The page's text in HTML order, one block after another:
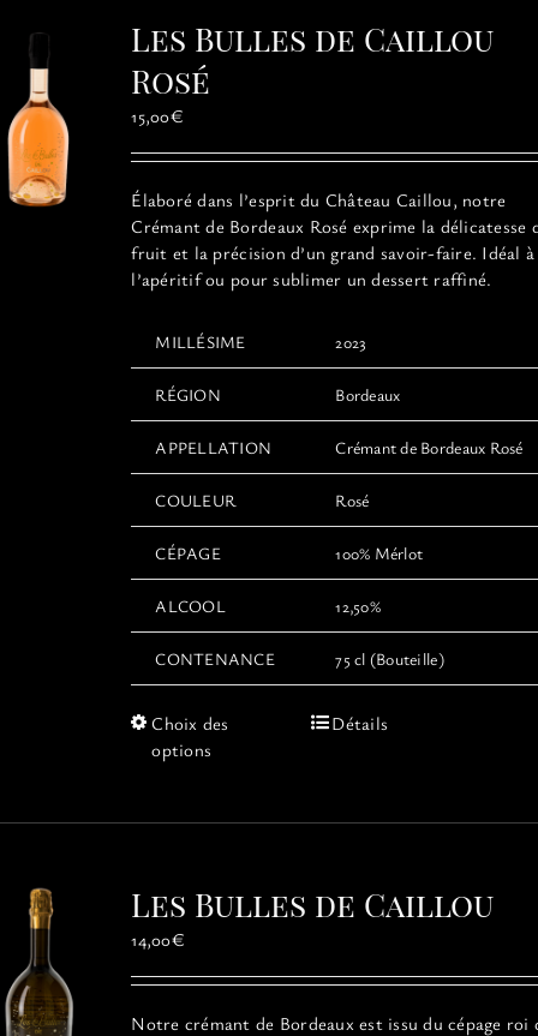
peuvent
la
du
produit
Les Bulles de Caillou
Rosé
15,00€
Élaboré dans l’esprit du Château Caillou, notre
Crémant de Bordeaux Rosé exprime la délicatesse
fruit et la précision d’un grand savoir-faire. Idéal à
l’apéritif ou pour sublimer un dessert raffiné.
MILLÉSIME 2023
RÉGION Bordeaux
APPELLATION Crémant de Bordeaux Rosé
COULEUR Rosé
CÉPAGE 100% Mérlot
ALCOOL 12,50%
CONTENANCE 75 cl (Bouteille)
Choix des
options
Ce
variations.
peuvent
sur
la
Détails
Les Bulles de Caillou
14,00€
Notre crémant de Bordeaux est issu du cépage roi